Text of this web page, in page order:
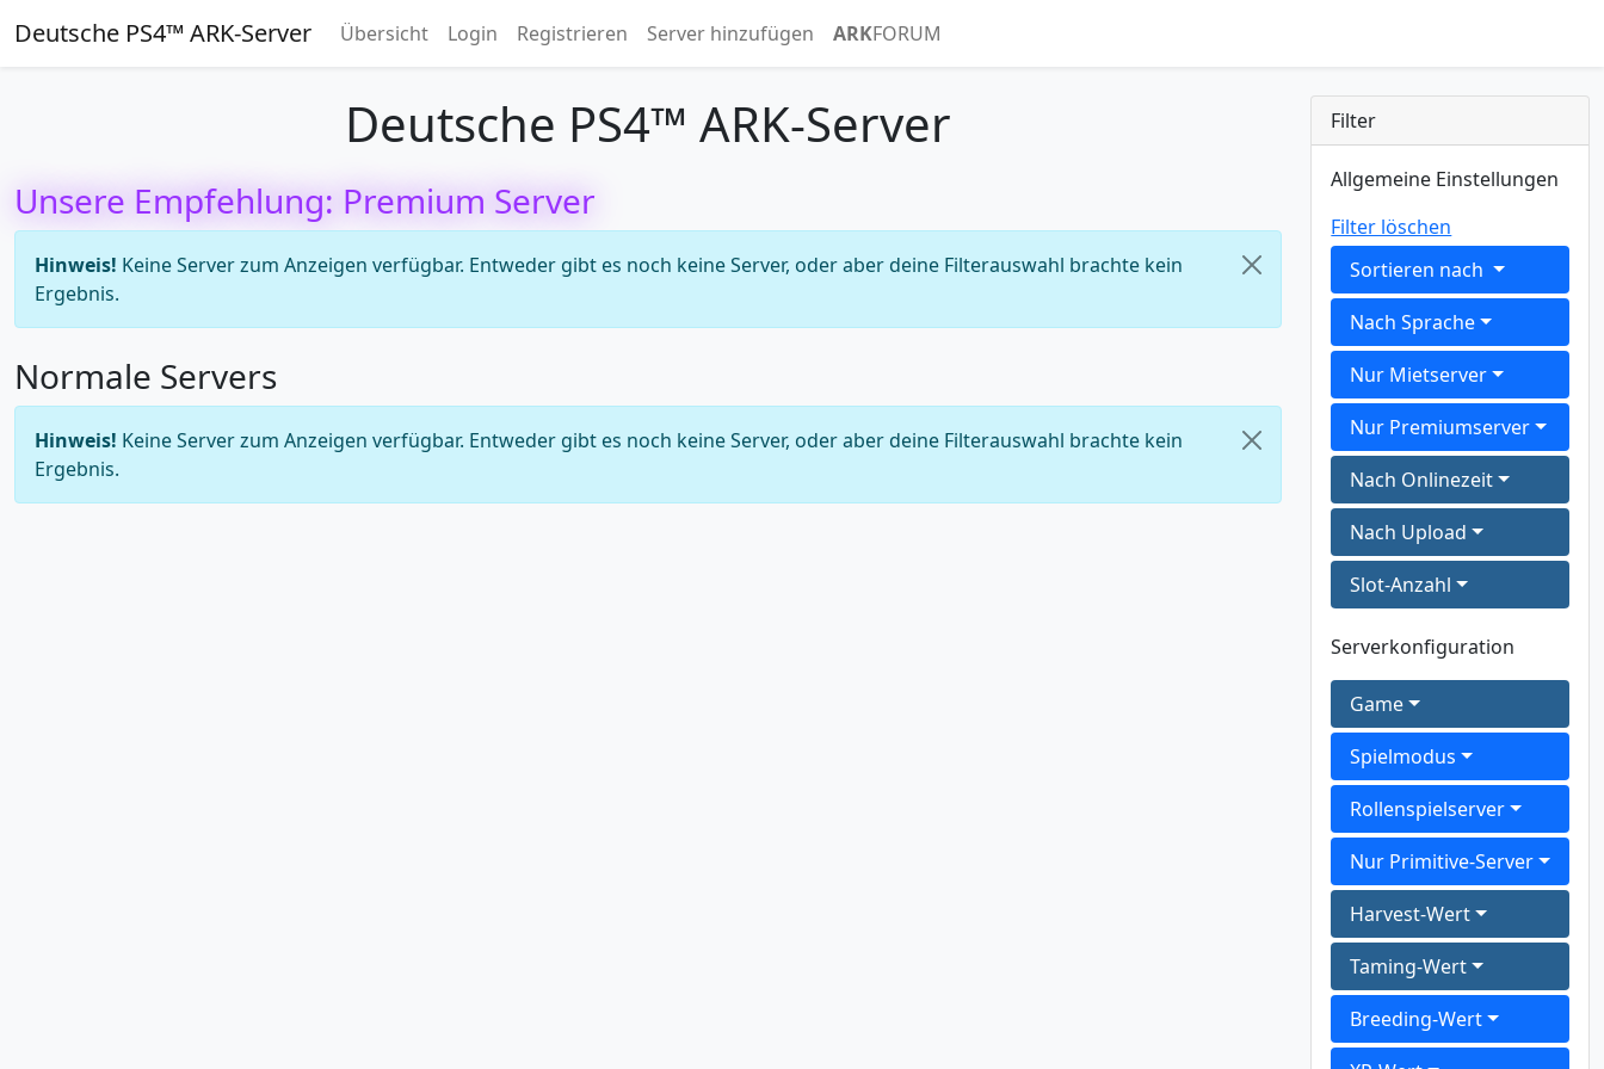
Deutsche PS4™ ARK-Server Übersicht Login Registrieren Server hinzufügen ARKFORUM
Deutsche PS4™ ARK-Server
Unsere Empfehlung: Premium Server
Hinweis! Keine Server zum Anzeigen verfügbar. Entweder gibt es noch keine Server, oder aber deine Filterauswahl brachte kein
Ergebnis.
Normale Servers
Hinweis! Keine Server zum Anzeigen verfügbar. Entweder gibt es noch keine Server, oder aber deine Filterauswahl brachte kein
Ergebnis.
Filter
Allgemeine Einstellungen
Filter löschen
Sortieren nach
Nach Sprache
Nur Mietserver
Nur Premiumserver
Nach Onlinezeit
Nach Upload
Slot-Anzahl
Serverkonfiguration
Game
Spielmodus
Rollenspielserver
Nur Primitive-Server
Harvest-Wert
Taming-Wert
Breeding-Wert